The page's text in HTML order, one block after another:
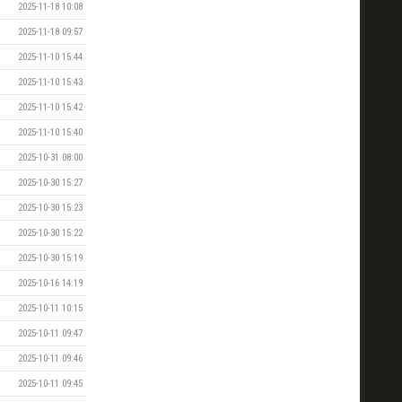
2025-11-18 10:08
2025-11-18 09:57
2025-11-10 15:44
2025-11-10 15:43
2025-11-10 15:42
2025-11-10 15:40
2025-10-31 08:00
2025-10-30 15:27
2025-10-30 15:23
2025-10-30 15:22
2025-10-30 15:19
2025-10-16 14:19
2025-10-11 10:15
2025-10-11 09:47
2025-10-11 09:46
2025-10-11 09:45